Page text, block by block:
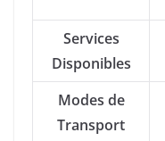
Services
Disponibles
Modes de
Transport